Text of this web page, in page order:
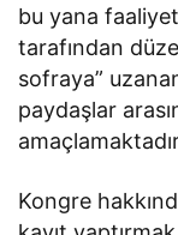
bu yana
tarafından
sofraya”
paydaşlar
Kongre